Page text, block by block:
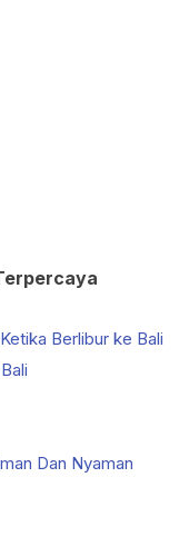
Berlibur ke Bali
Dan Nyaman